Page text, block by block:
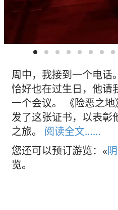
周中，我接到一个电话
恰好也在过生日，他请
一个会议。 《险恶之
发了这张证书，以表彰
之旅。 阅读全文……
您还可以预订游览：«
览。